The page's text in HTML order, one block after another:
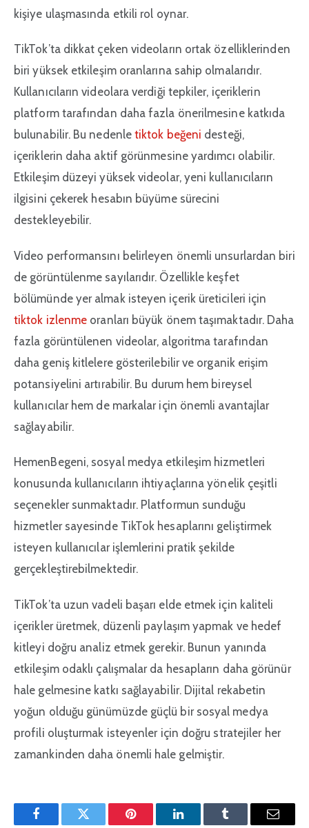
kişiye ulaşmasında etkili rol oynar.
TikTok’ta dikkat çeken videoların ortak özelliklerinden
biri yüksek etkileşim oranlarına sahip olmalarıdır.
Kullanıcıların videolara verdiği tepkiler, içeriklerin
platform tarafından daha fazla önerilmesine katkıda
bulunabilir. Bu nedenletiktok beğeni desteği,
içeriklerin daha aktif görünmesine yardımcı olabilir.
Etkileşim düzeyi yüksek videolar, yeni kullanıcıların
ilgisini çekerek hesabın büyüme sürecini
destekleyebilir.
Video performansını belirleyen önemli unsurlardan biri
de görüntülenme sayılarıdır. Özellikle keşfet
bölümünde yer almak isteyen içerik üreticileri için
tiktok izlenme oranları büyük önem taşımaktadır. Daha
fazla görüntülenen videolar, algoritma tarafından
daha geniş kitlelere gösterilebilir ve organik erişim
potansiyelini artırabilir. Bu durum hem bireysel
kullanıcılar hem de markalar için önemli avantajlar
sağlayabilir.
HemenBegeni, sosyal medya etkileşim hizmetleri
konusunda kullanıcıların ihtiyaçlarına yönelik çeşitli
seçenekler sunmaktadır. Platformun sunduğu
hizmetler sayesinde TikTok hesaplarını geliştirmek
isteyen kullanıcılar işlemlerini pratik şekilde
gerçekleştirebilmektedir.
TikTok’ta uzun vadeli başarı elde etmek için kaliteli
içerikler üretmek, düzenli paylaşım yapmak ve hedef
kitleyi doğru analiz etmek gerekir. Bunun yanında
etkileşim odaklı çalışmalar da hesapların daha görünür
hale gelmesine katkı sağlayabilir. Dijital rekabetin
yoğun olduğu günümüzde güçlü bir sosyal medya
profili oluşturmak isteyenler için doğru stratejiler her
zamankinden daha önemli hale gelmiştir.
FacebookTwitter Pinterest'inLinkedInTumblr E-